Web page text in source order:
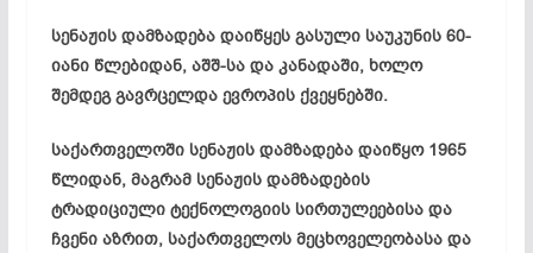
სენაჟის დამზადება დაიწყეს გასული საუკუნის 60-
იანი წლებიდან, აშშ-სა და კანადაში, ხოლო
შემდეგ გავრცელდა ევროპის ქვეყნებში.
საქართველოში სენაჟის დამზადება დაიწყო 1965
წლიდან, მაგრამ სენაჟის დამზადების
ტრადიციული ტექნოლოგიის სირთულეებისა და
ჩვენი აზრით, საქართველოს მეცხოველეობასა და